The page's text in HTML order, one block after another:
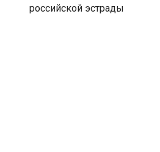
российской эстрады